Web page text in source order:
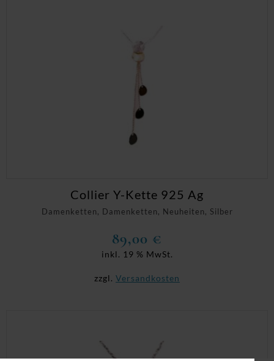
Damenketten, Damenketten, Neuheiten, Silber
Collier Y-Kette 925 Ag
89,00 €
inkl. 19 % MwSt.
zzgl. Versandkosten